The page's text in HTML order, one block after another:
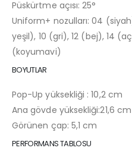
Püskürtme açısı: 25°
Uniform+ nozulları: 04
yeşil), 10 (gri), 12 (bej), 14
(koyumavi)
BOYUTLAR
Pop-Up yüksekliği : 10,2 cm
Ana gövde yüksekliği:21,6 cm
Görünen çap: 5,1 cm
PERFORMANS TABLOSU